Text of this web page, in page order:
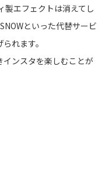
製エフェクトは消えてし
といった代替サービ
れます。
ンスタを楽しむことが